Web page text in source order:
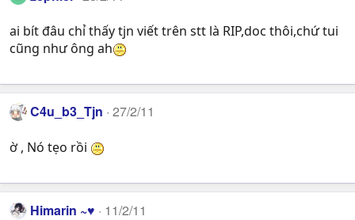
ai bít đâu chỉ thấy tjn viết trên stt là RIP,doc thôi,chứ tui
cũng như ông ah
C4u_b3_Tjn 27/2/11
ờ , Nó tẹo rồi
Himarin ~♥ 11/2/11